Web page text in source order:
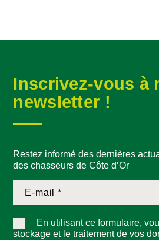
Inscrivez-vous à
newsletter !
Restez informé des dernières
des chasseurs de Côte d’Or
En utilisant ce formulaire,
stockage et le traitement de vos